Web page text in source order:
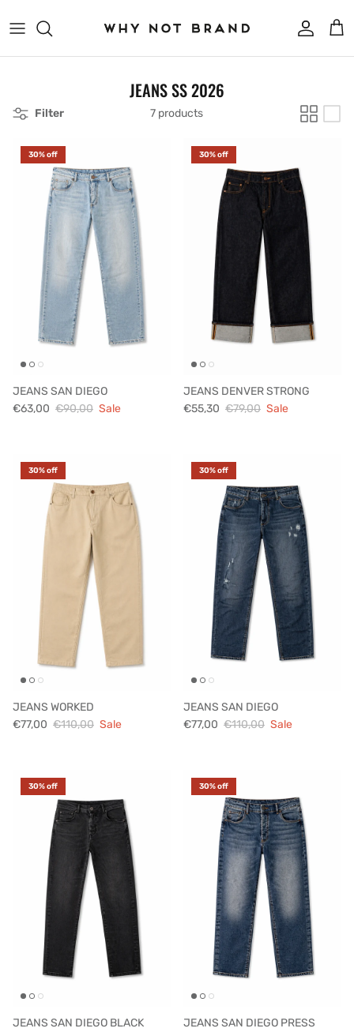
Account
Cart
JEANS SS 2026
Filter 7 products
30% off
JEANS SAN DIEGO
€63,00 €90,00 Sale
30% off
JEANS DENVER STRONG
€55,30 €79,00 Sale
30% off
JEANS WORKED
€77,00 €110,00 Sale
30% off
JEANS SAN DIEGO
€77,00 €110,00 Sale
30% off
JEANS SAN DIEGO BLACK
30% off
JEANS SAN DIEGO PRESS